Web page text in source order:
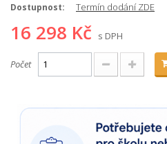
Dostupnost: Termín dodání ZDE
16 298 Kč s DPH
Počet